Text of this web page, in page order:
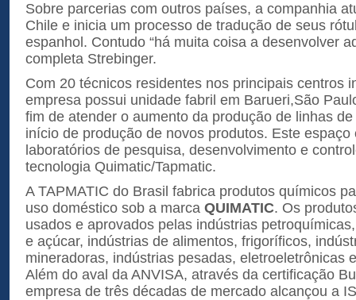
Sobre parcerias com outros países, a companhia
Chile e inicia um processo de tradução de seus
espanhol. Contudo “há muita coisa a desenvolver
completa Strebinger.
Com 20 técnicos residentes nos principais centros
empresa possui unidade fabril em Barueri,São
fim de atender o aumento da produção de linhas
início de produção de novos produtos. Este
laboratórios de pesquisa, desenvolvimento e
tecnologia Quimatic/Tapmatic.
A TAPMATIC do Brasil fabrica produtos químicos
uso doméstico sob a marca QUIMATIC. Os
usados e aprovados pelas indústrias
e açúcar, indústrias de alimentos, frigoríficos,
mineradoras, indústrias pesadas, eletroeletrônicas
Além do aval da ANVISA, através da certificação
empresa de três décadas de mercado alcançou a